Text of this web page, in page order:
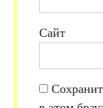
Сайт